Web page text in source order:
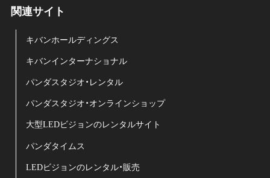
関連サイト
キバンホールディングス
キバンインターナショナル
パンダスタジオ・レンタル
パンダスタジオ・オンラインショップ
大型LEDビジョンのレンタルサイト
パンダタイムス
LEDビジョンのレンタル・販売